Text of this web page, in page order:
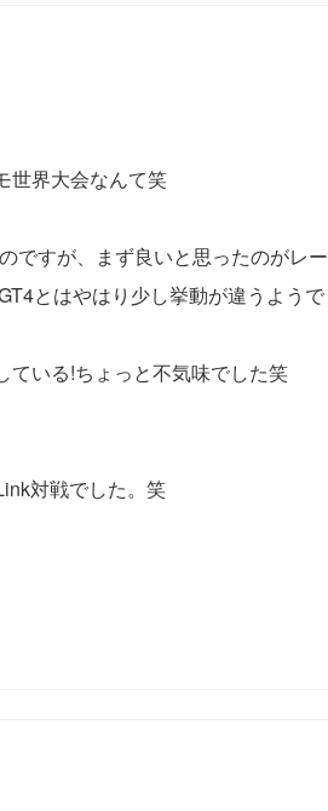
世界大会なんて笑
ですが、まず良いと思ったのがレー
とはやはり少し挙動が違うようで
ている!ちょっと不気味でした笑
対戦でした。笑